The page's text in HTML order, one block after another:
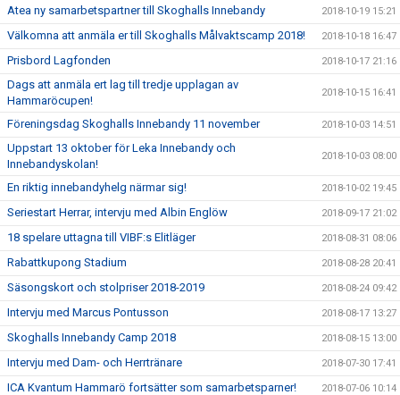
Atea ny samarbetspartner till Skoghalls Innebandy 2018-10-19 15:21
Välkomna att anmäla er till Skoghalls Målvaktscamp 2018! 2018-10-18 16:47
Prisbord Lagfonden 2018-10-17 21:16
Dags att anmäla ert lag till tredje upplagan av
Hammaröcupen!
2018-10-15 16:41
Föreningsdag Skoghalls Innebandy 11 november 2018-10-03 14:51
Uppstart 13 oktober för Leka Innebandy och
Innebandyskolan!
2018-10-03 08:00
En riktig innebandyhelg närmar sig! 2018-10-02 19:45
Seriestart Herrar, intervju med Albin Englöw 2018-09-17 21:02
18 spelare uttagna till VIBF:s Elitläger 2018-08-31 08:06
Rabattkupong Stadium 2018-08-28 20:41
Säsongskort och stolpriser 2018-2019 2018-08-24 09:42
Intervju med Marcus Pontusson 2018-08-17 13:27
Skoghalls Innebandy Camp 2018 2018-08-15 13:00
Intervju med Dam- och Herrtränare 2018-07-30 17:41
ICA Kvantum Hammarö fortsätter som samarbetsparner! 2018-07-06 10:14